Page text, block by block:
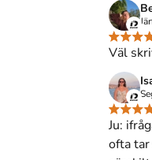
engelskan och alla
engelskan och alla
Väl
Ju:
ofta